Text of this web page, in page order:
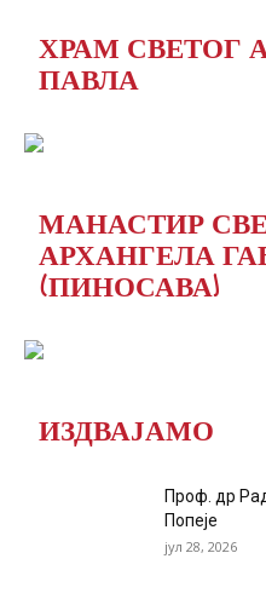
ХРАМ СВЕТОГ
ПАВЛА
МАНАСТИР
АРХАНГЕЛА
(ПИНОСАВА)
ИЗДВАЈАМО
Проф. др
Попеје
јул 28, 2026